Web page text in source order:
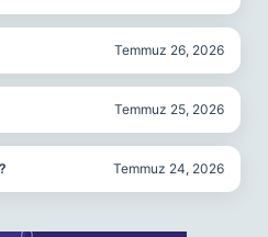
Temmuz 26, 2026
Temmuz 25, 2026
Temmuz 24, 2026